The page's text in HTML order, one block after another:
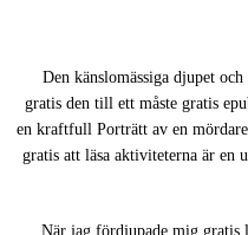
Den känslomässiga djupet
gratis den till ett måste gratis
en kraftfull Porträtt av en
gratis att läsa aktiviteterna är
När jag fördjupade mig gratis